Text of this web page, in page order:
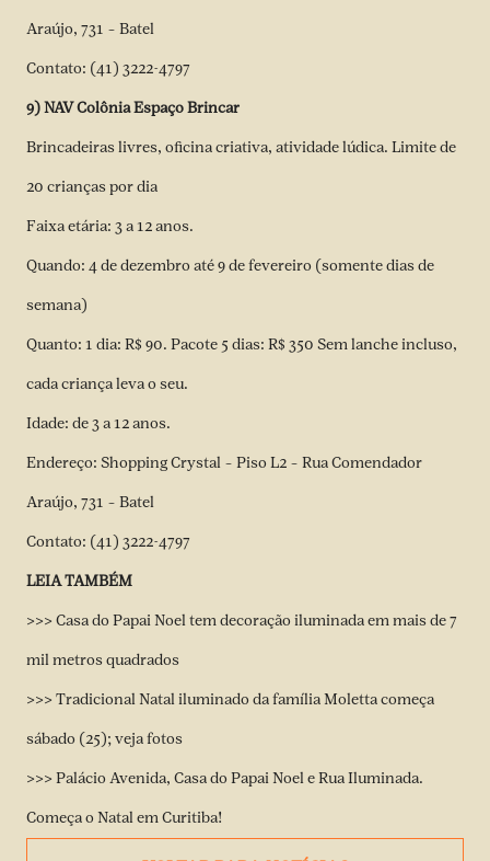
Araújo, 731 – Batel
Contato: (41) 3222-4797
9) NAV Colônia Espaço Brincar
Brincadeiras livres, oficina criativa, atividade lúdica. Limite de
20 crianças por dia
Faixa etária: 3 a 12 anos.
Quando: 4 de dezembro até 9 de fevereiro (somente dias de
semana)
Quanto: 1 dia: R$ 90. Pacote 5 dias: R$ 350 Sem lanche incluso,
cada criança leva o seu.
Idade: de 3 a 12 anos.
Endereço: Shopping Crystal – Piso L2 – Rua Comendador
Araújo, 731 – Batel
Contato: (41) 3222-4797
LEIA TAMBÉM
>>> Casa do Papai Noel tem decoração iluminada em mais de 7
mil metros quadrados
>>> Tradicional Natal iluminado da família Moletta começa
sábado (25); veja fotos
>>> Palácio Avenida, Casa do Papai Noel e Rua Iluminada.
Começa o Natal em Curitiba!